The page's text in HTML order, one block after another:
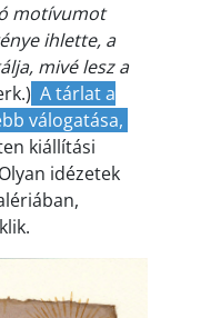
motívumot
ihlette, a
mivé lesz a
A tárlat a
válogatása,
kiállítási
idézetek